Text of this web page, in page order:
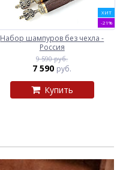
ХИТ
-21%
Набор шампуров без чехла -
Россия
9 590 руб.
7 590 руб.
Купить